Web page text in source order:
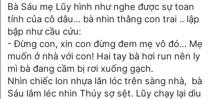
Bà Sáu mẹ Lũy hình như nghe được sự toan
tính của cô dâu... bà nhìn thằng con trai .. lập
bập như cầu cứu:
- Đừng con, xin con đừng đem mẹ vô đó... Mẹ
muốn ở nhà với con! Hai tay bà hơi run nên ly
mì bà đang cầm bị rơi xuống gạch.
Nhìn chiếc lon nhựa lăn lóc trên sàng nhà, bà
Sáu lắm léc nhìn Thúy sợ sệt. Lũy chạy lại dìu